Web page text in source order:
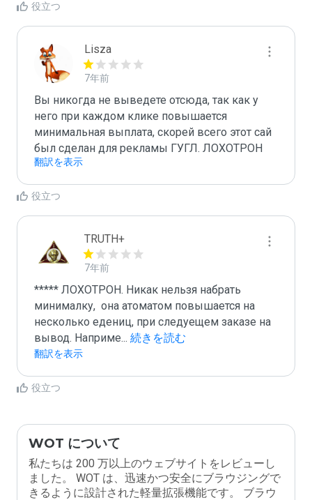
役立つ
Lisza
7年前
Вы никогда не выведете отсюда, так как у
него при каждом клике повышается
минимальная выплата, скорей всего этот сай
был сделан для рекламы ГУГЛ. ЛОХОТРОН
翻訳を表示
役立つ
TRUTH+
7年前
***** ЛОХОТРОН. Никак нельзя набрать
минималку,  она атоматом повышается на
несколько едениц, при следуещем заказе на
вывод. Наприме... 続きを読む
翻訳を表示
役立つ
WOT について
私たちは 200 万以上のウェブサイトをレビューし
ました。 WOT は、迅速かつ安全にブラウジングで
きるように設計された軽量拡張機能です。 ブラウ